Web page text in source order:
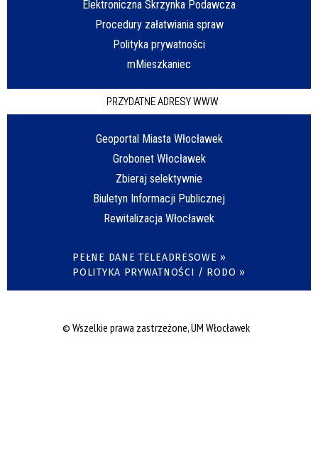
Elektroniczna Skrzynka Podawcza
Procedury załatwiania spraw
Polityka prywatności
mMieszkaniec
PRZYDATNE ADRESY WWW
Geoportal Miasta Włocławek
Grobonet Włocławek
Zbieraj selektywnie
Biuletyn Informacji Publicznej
Rewitalizacja Włocławek
PEŁNE DANE TELEADRESOWE »
POLITYKA PRYWATNOŚCI / RODO »
© Wszelkie prawa zastrzeżone, UM Włocławek